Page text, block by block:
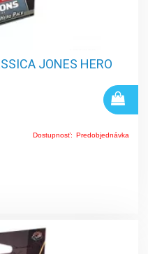
JONES HERO
Dostupnosť: Predobjednávka